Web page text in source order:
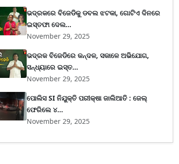
ଭଦ୍ରକରେ ବିଜେଡିକୁ ଡବଲ ଝଟକା, ଗୋଟିଏ ଦିନରେ
ଇସ୍ତଫା ଦେଲ...
November 29, 2025
ଭଦ୍ରକ ବିଜେଡିରେ କନ୍ଦଳ, ସକାଳେ ଅଭିଯୋଗ,
ସନ୍ଧ୍ୟାରେ ଇସ୍ତ...
November 29, 2025
ପୋଲିସ SI ନିଯୁକ୍ତି ପରୀକ୍ଷା ଜାଲିଆତି : ଜେଲ୍
ଫେରିଲେ ୪...
November 29, 2025